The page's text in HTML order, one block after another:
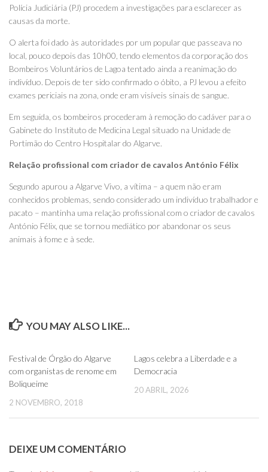
Polícia Judiciária (PJ) procedem a investigações para esclarecer as
causas da morte.
O alerta foi dado às autoridades por um popular que passeava no
local, pouco depois das 10h00, tendo elementos da corporação dos
Bombeiros Voluntários de Lagoa tentado ainda a reanimação do
indivíduo. Depois de ter sido confirmado o óbito, a PJ levou a efeito
exames periciais na zona, onde eram visíveis sinais de sangue.
Em seguida, os bombeiros procederam à remoção do cadáver para o
Gabinete do Instituto de Medicina Legal situado na Unidade de
Portimão do Centro Hospitalar do Algarve.
Relação profissional com criador de cavalos António Félix
Segundo apurou a Algarve Vivo, a vítima – a quem não eram
conhecidos problemas, sendo considerado um indivíduo trabalhador e
pacato – mantinha uma relação profissional com o criador de cavalos
António Félix, que se tornou mediático por abandonar os seus
animais à fome e à sede.
YOU MAY ALSO LIKE...
Festival de Órgão do Algarve
com organistas de renome em
Boliqueime
2 NOVEMBRO, 2018
Lagos celebra a Liberdade e a
Democracia
20 ABRIL, 2026
DEIXE UM COMENTÁRIO